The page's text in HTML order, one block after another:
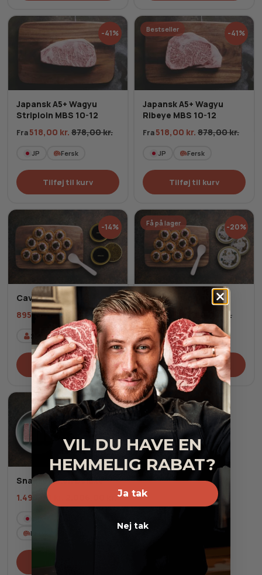
-41%
Japansk A5+ Wagyu
Striploin MBS 10-12
Fra518,00 kr. 878,00kr.
JP Fersk
Tilføj til kurv
Bestseller -41%
Japansk A5+ Wagyu
Ribeye MBS 10-12
Fra518,00 kr. 878,00kr.
JP Fersk
Tilføj til kurv
-14%
Caviar Kit
895,00kr.1.046,00kr.
2-4 pers.
Tilføj til kurv
Få på lager -20%
Caviarsmagning
895,00
kr.
2-4pers.
Tilføj til kurv
-25%
Snackpakken Deluxe
1.495,00
Fersk
VIL DU HAVE EN
HEMMELIG RABAT?
Ja tak
Nej tak